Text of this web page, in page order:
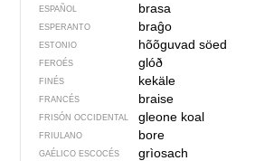
ESPAÑOL brasa
ESPERANTO braĝo
ESTONIO hõõguvad söed
FEROÉS glóð
FINÉS kekäle
FRANCÉS braise
FRISÓN OCCIDENTAL gleone koal
FRIULANO bore
GAÉLICO ESCOCÉS grìosach